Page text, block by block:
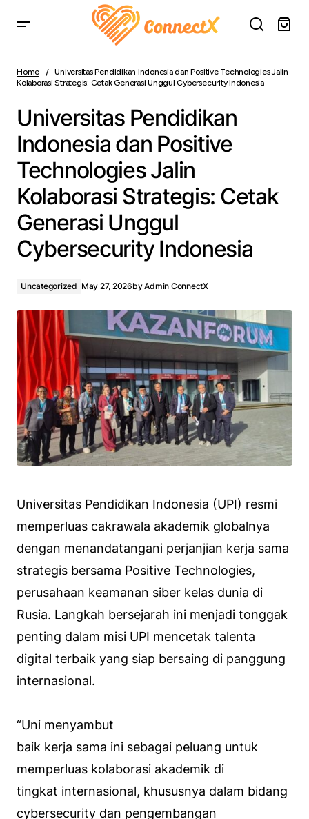
Technologies Jalin Kolaborasi Strategis: Cetak Generasi
Unggul Cybersecurity Indonesia
Home
Universitas Pendidikan Indonesia dan Positive Technologies Jalin
Kolaborasi Strategis: Cetak Generasi Unggul Cybersecurity Indonesia
Universitas Pendidikan
Indonesia dan Positive
Technologies Jalin
Kolaborasi Strategis: Cetak
Generasi Unggul
Cybersecurity Indonesia
Uncategorized May 27, 2026byAdmin ConnectX
Universitas Pendidikan Indonesia (UPI) resmi
memperluas cakrawala akademik globalnya
dengan menandatangani perjanjian kerja sama
strategis bersama Positive Technologies,
perusahaan keamanan siber kelas dunia di
Rusia. Langkah bersejarah ini menjadi tonggak
penting dalam misi UPI mencetak talenta
digital terbaik yang siap bersaing di panggung
internasional.
“Uni menyambut
baik kerja sama ini sebagai peluang untuk
memperluas kolaborasi akademik di
tingkat internasional, khususnya dalam bidang
cybersecurity dan pengembangan